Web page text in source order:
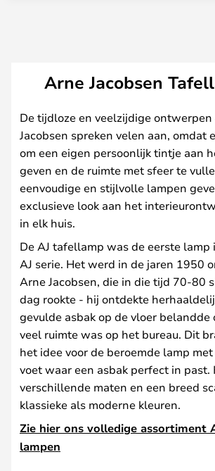
Arne Jacobsen
De tijdloze en veelzijdige
Jacobsen spreken velen aan, omdat
om een eigen persoonlijk tintje aan
geven en de ruimte met sfeer te
eenvoudige en stijlvolle lampen
exclusieve look aan het
in elk huis.
De AJ tafellamp was de eerste lamp
AJ serie. Het werd in de jaren 1950
Arne Jacobsen, die in die tijd 70-80
dag rookte - hij ontdekte
gevulde asbak op de vloer belandde
veel ruimte was op het bureau. Dit
het idee voor de beroemde lamp
voet waar een asbak perfect in past.
verschillende maten en een breed
klassieke als moderne kleuren.
Zie hier ons volledige assortiment
lampen